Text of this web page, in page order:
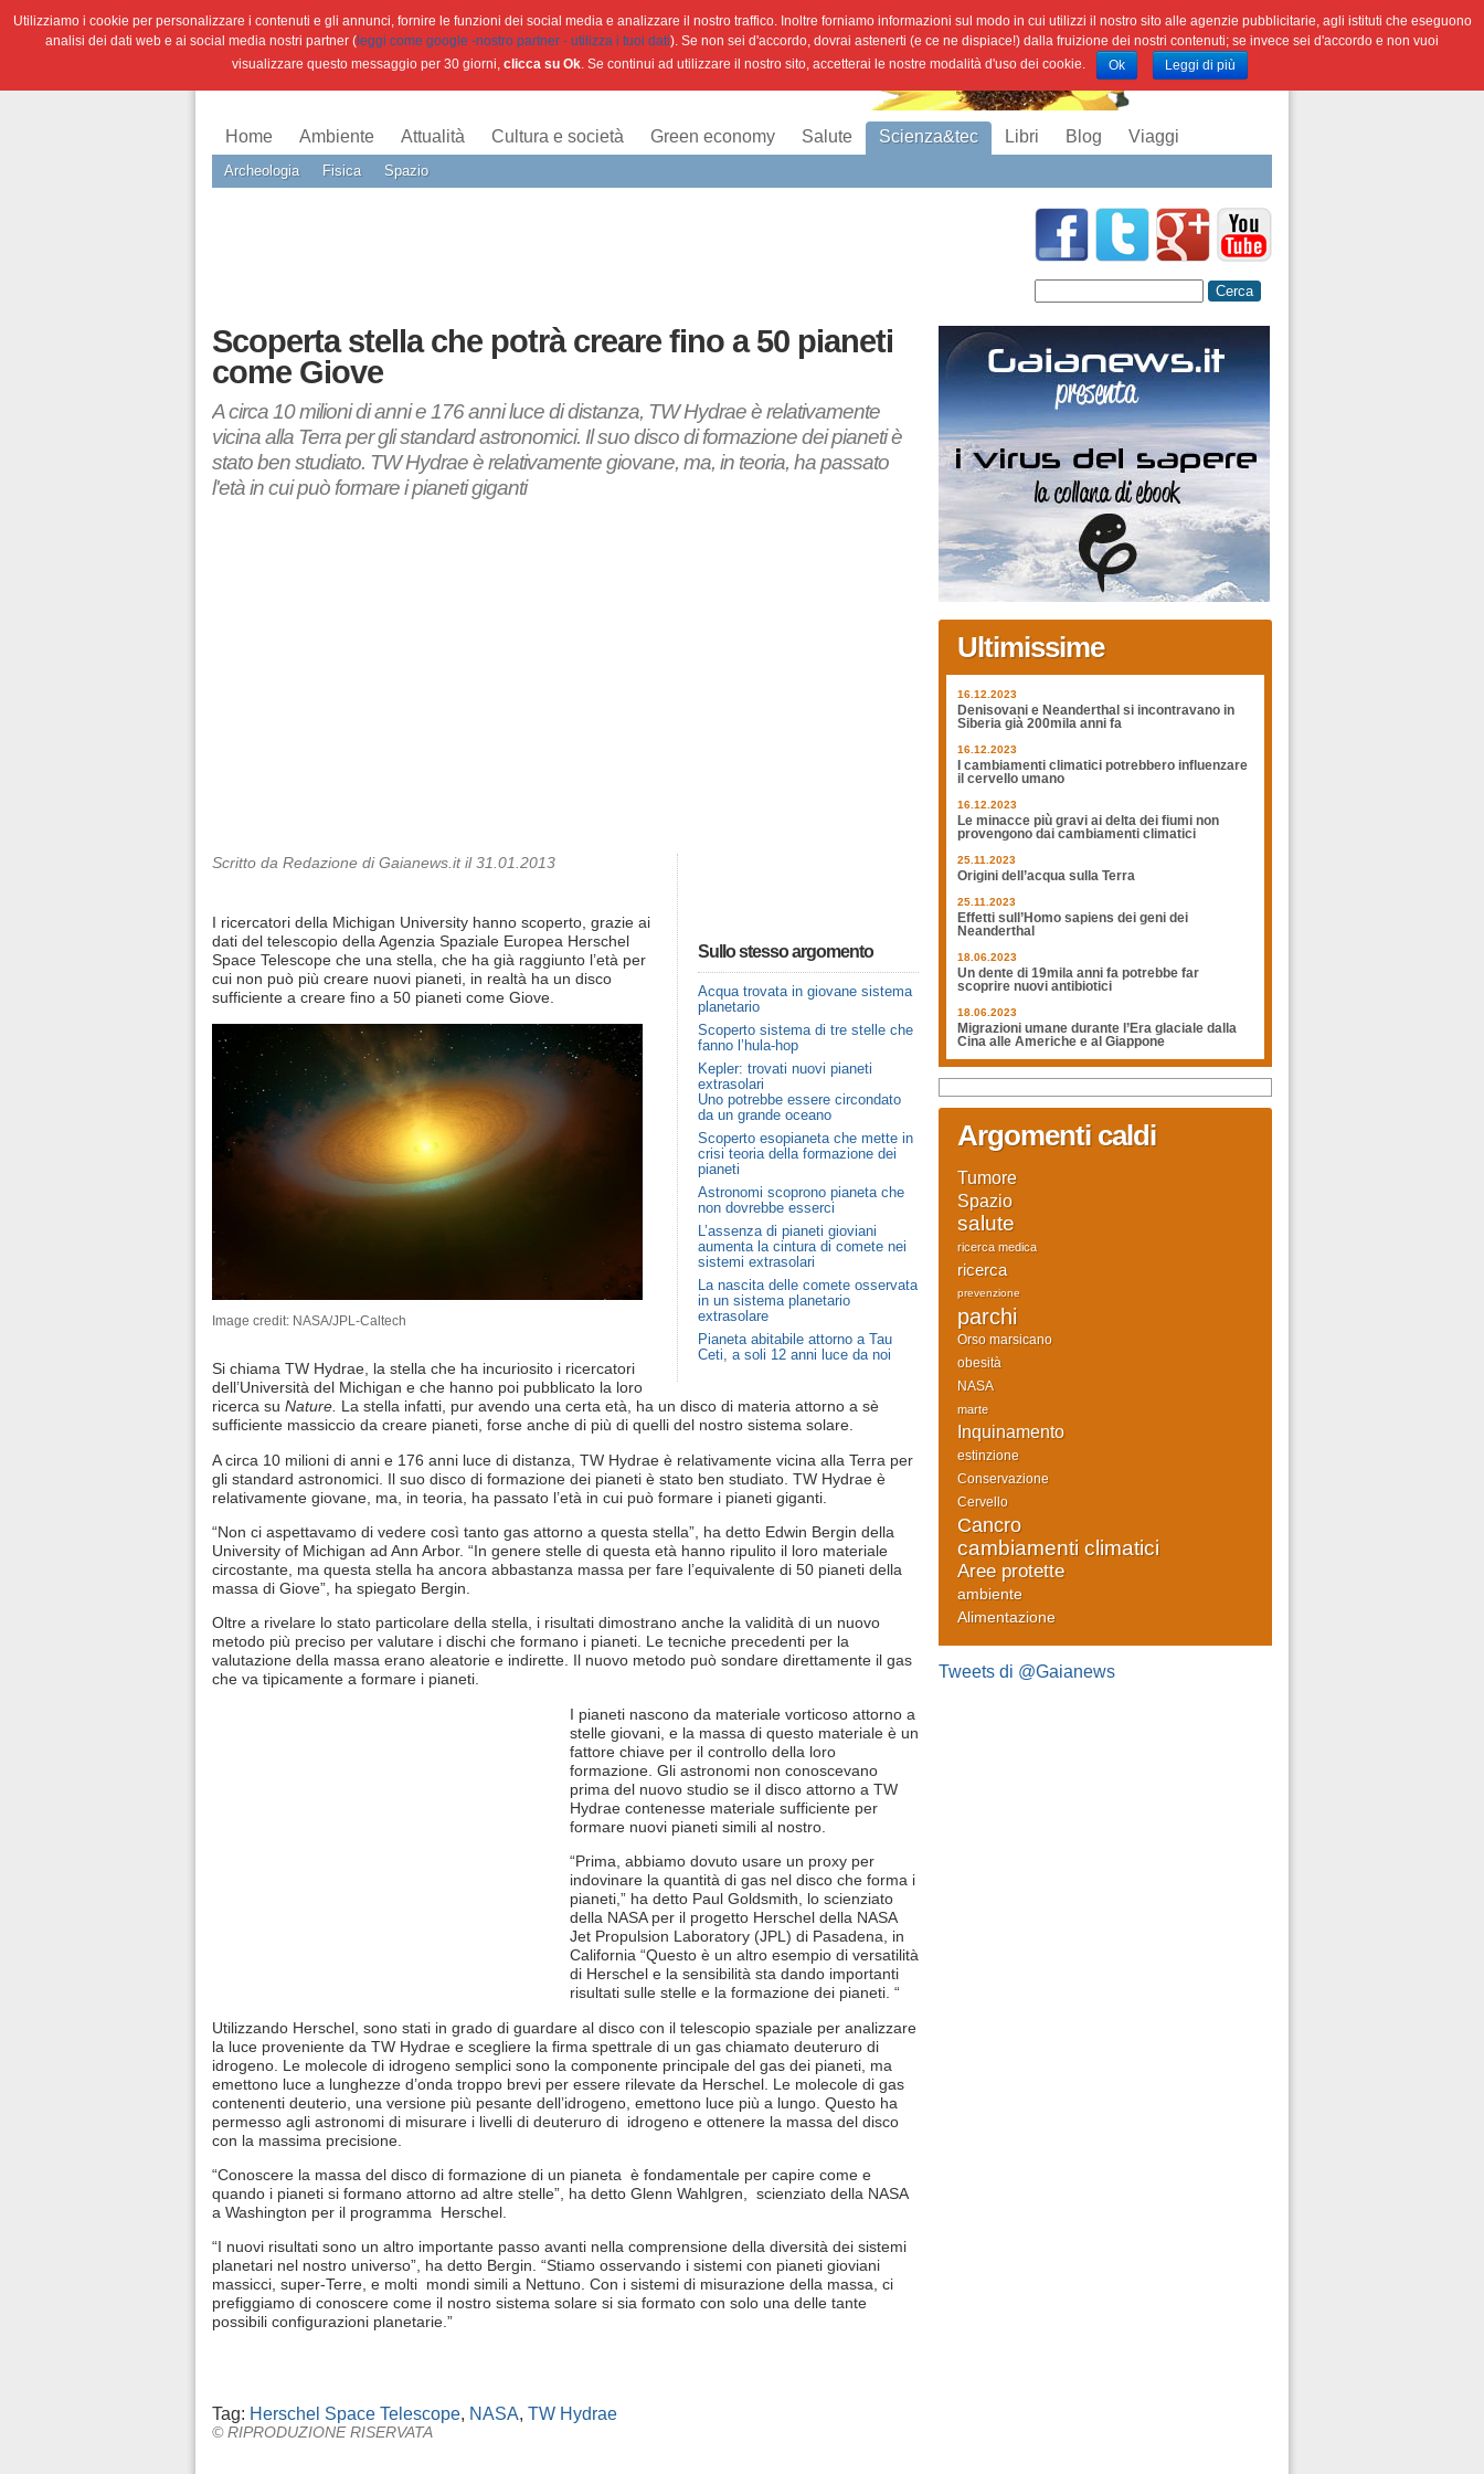
Home Ambiente Attualità Cultura e società Green economy Salute Scienza&tec
Archeologia Fisica Spazio
Libri Blog Viaggi
Scoperta stella che potrà creare fino a 50 pianeti
come Giove
A circa 10 milioni di anni e 176 anni luce di distanza, TW Hydrae è relativamente
vicina alla Terra per gli standard astronomici. Il suo disco di formazione dei pianeti è
stato ben studiato. TW Hydrae è relativamente giovane, ma, in teoria, ha passato
l'età in cui può formare i pianeti giganti
Sullo stesso argomento
Acqua trovata in giovane sistema
planetario
Scoperto sistema di tre stelle che
fanno l’hula-hop
Kepler: trovati nuovi pianeti
extrasolari
Uno potrebbe essere circondato
da un grande oceano
Scoperto esopianeta che mette in
crisi teoria della formazione dei
pianeti
Astronomi scoprono pianeta che
non dovrebbe esserci
L’assenza di pianeti gioviani
aumenta la cintura di comete nei
sistemi extrasolari
La nascita delle comete osservata
in un sistema planetario
extrasolare
Pianeta abitabile attorno a Tau
Ceti, a soli 12 anni luce da noi
Scritto da Redazione di Gaianews.it il 31.01.2013
I ricercatori della Michigan University hanno scoperto, grazie ai
dati del telescopio della Agenzia Spaziale Europea Herschel
Space Telescope che una stella, che ha già raggiunto l’età per
cui non può più creare nuovi pianeti, in realtà ha un disco
sufficiente a creare fino a 50 pianeti come Giove.
Image credit: NASA/JPL-Caltech
Si chiama TW Hydrae, la stella che ha incuriosito i ricercatori
dell’Università del Michigan e che hanno poi pubblicato la loro
ricerca su Nature. La stella infatti, pur avendo una certa età, ha un disco di materia attorno a sè
sufficiente massiccio da creare pianeti, forse anche di più di quelli del nostro sistema solare.
A circa 10 milioni di anni e 176 anni luce di distanza, TW Hydrae è relativamente vicina alla Terra per
gli standard astronomici. Il suo disco di formazione dei pianeti è stato ben studiato. TW Hydrae è
relativamente giovane, ma, in teoria, ha passato l’età in cui può formare i pianeti giganti.
“Non ci aspettavamo di vedere così tanto gas attorno a questa stella”, ha detto Edwin Bergin della
University of Michigan ad Ann Arbor. “In genere stelle di questa età hanno ripulito il loro materiale
circostante, ma questa stella ha ancora abbastanza massa per fare l’equivalente di 50 pianeti della
massa di Giove”, ha spiegato Bergin.
Oltre a rivelare lo stato particolare della stella, i risultati dimostrano anche la validità di un nuovo
metodo più preciso per valutare i dischi che formano i pianeti. Le tecniche precedenti per la
valutazione della massa erano aleatorie e indirette. Il nuovo metodo può sondare direttamente il gas
che va tipicamente a formare i pianeti.
I pianeti nascono da materiale vorticoso attorno a
stelle giovani, e la massa di questo materiale è un
fattore chiave per il controllo della loro
formazione. Gli astronomi non conoscevano
prima del nuovo studio se il disco attorno a TW
Hydrae contenesse materiale sufficiente per
formare nuovi pianeti simili al nostro.
“Prima, abbiamo dovuto usare un proxy per
indovinare la quantità di gas nel disco che forma i
pianeti,” ha detto Paul Goldsmith, lo scienziato
della NASA per il progetto Herschel della NASA
Jet Propulsion Laboratory (JPL) di Pasadena, in
California “Questo è un altro esempio di versatilità
di Herschel e la sensibilità sta dando importanti
risultati sulle stelle e la formazione dei pianeti. “
Utilizzando Herschel, sono stati in grado di guardare al disco con il telescopio spaziale per analizzare
la luce proveniente da TW Hydrae e scegliere la firma spettrale di un gas chiamato deuteruro di
idrogeno. Le molecole di idrogeno semplici sono la componente principale del gas dei pianeti, ma
emettono luce a lunghezze d’onda troppo brevi per essere rilevate da Herschel. Le molecole di gas
contenenti deuterio, una versione più pesante dell’idrogeno, emettono luce più a lungo. Questo ha
permesso agli astronomi di misurare i livelli di deuteruro di idrogeno e ottenere la massa del disco
con la massima precisione.
“Conoscere la massa del disco di formazione di un pianeta è fondamentale per capire come e
quando i pianeti si formano attorno ad altre stelle”, ha detto Glenn Wahlgren, scienziato della NASA
a Washington per il programma Herschel.
“I nuovi risultati sono un altro importante passo avanti nella comprensione della diversità dei sistemi
planetari nel nostro universo”, ha detto Bergin. “Stiamo osservando i sistemi con pianeti gioviani
massicci, super-Terre, e molti mondi simili a Nettuno. Con i sistemi di misurazione della massa, ci
prefiggiamo di conoscere come il nostro sistema solare si sia formato con solo una delle tante
possibili configurazioni planetarie.”
Tag: Herschel Space Telescope, NASA, TW Hydrae
© RIPRODUZIONE RISERVATA
Ultimissime
16.12.2023
Denisovani e Neanderthal si incontravano in
Siberia già 200mila anni fa
16.12.2023
I cambiamenti climatici potrebbero influenzare
il cervello umano
16.12.2023
Le minacce più gravi ai delta dei fiumi non
provengono dai cambiamenti climatici
25.11.2023
Origini dell’acqua sulla Terra
25.11.2023
Effetti sull’Homo sapiens dei geni dei
Neanderthal
18.06.2023
Un dente di 19mila anni fa potrebbe far
scoprire nuovi antibiotici
18.06.2023
Migrazioni umane durante l’Era glaciale dalla
Cina alle Americhe e al Giappone
Argomenti caldi
Tumore
Spazio
salute
ricerca medica
ricerca
prevenzione
parchi
Orso marsicano
obesità
NASA
marte
Inquinamento
estinzione
Conservazione
Cervello
Cancro
cambiamenti climatici
Aree protette
ambiente
Alimentazione
Tweets di @Gaianews
Utilizziamo i cookie per personalizzare i contenuti e gli annunci, fornire le funzioni dei social media e analizzare il nostro traffico. Inoltre forniamo informazioni sul modo in cui utilizzi il nostro sito alle agenzie pubblicitarie, agli istituti che eseguono
analisi dei dati web e ai social media nostri partner ( leggi come google -nostro partner - utilizza i tuoi dati). Se non sei d'accordo, dovrai astenerti (e ce ne dispiace!) dalla fruizione dei nostri contenuti; se invece sei d'accordo e non vuoi
visualizzare questo messaggio per 30 giorni,clicca su Ok. Se continui ad utilizzare il nostro sito, accetterai le nostre modalità d'uso dei cookie. Ok Leggi di più